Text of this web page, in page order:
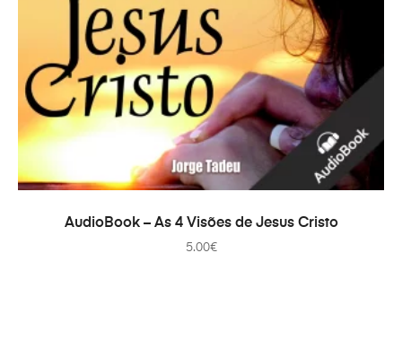
PRIDAŤ DO KOŠÍKA
AudioBook – As 4 Visões de Jesus Cristo
5.00€